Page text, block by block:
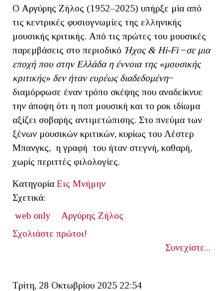
Ο Αργύρης Ζήλος (1952–2025) υπήρξε μία από
τις κεντρικές φυσιογνωμίες της ελληνικής
μουσικής κριτικής. Από τις πρώτες του μουσικές
παρεμβάσεις στο περιοδικό Ήχος & Hi-Fi−σε μια
εποχή που στην Ελλάδα η έννοια της «μουσικής
κριτικής» δεν ήταν ευρέως διαδεδομένη−
διαμόρφωσε έναν τρόπο σκέψης που αναδείκνυε
την άποψη ότι η ποπ μουσική και το ροκ ιδίωμα
αξίζει σοβαρής αντιμετώπισης. Στο πνεύμα των
ξένων μουσικών κριτικών, κυρίως του Λέστερ
Μπανγκς, η γραφή του ήταν στεγνή, καθαρή,
χωρίς περιττές φιλολογίες.
Κατηγορία Εις Μνήμην
Σχετικά:
web only
Αργύρης Ζήλος
Σχολιάστε πρώτοι!
Συνεχίστε...
Τρίτη, 28 Οκτωβρίου 2025 22:54